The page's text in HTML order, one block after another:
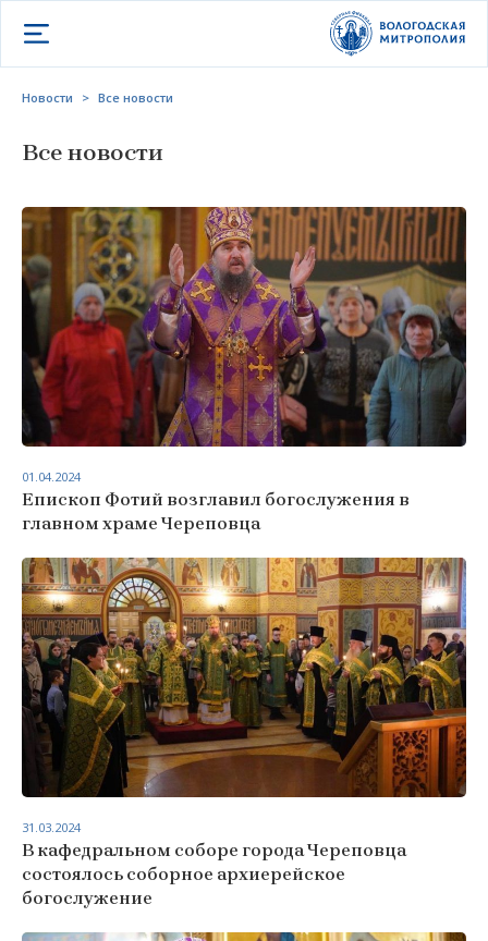
Открыть меню
Новости > Все новости
Все новости
Епископ Фотий возглавил богослужения в
главном храме Череповца
01.04.2024
В кафедральном соборе города Череповца
состоялось соборное архиерейское
богослужение
31.03.2024